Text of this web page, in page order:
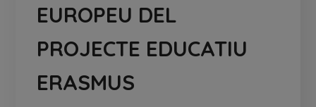
EUROPEU DEL
PROJECTE EDUCATIU
ERASMUS